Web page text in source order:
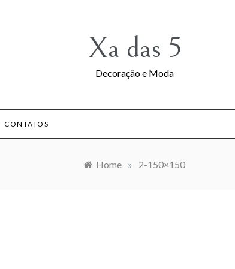
Xa das 5
Decoração e Moda
CONTATOS
Home » 2-150×150